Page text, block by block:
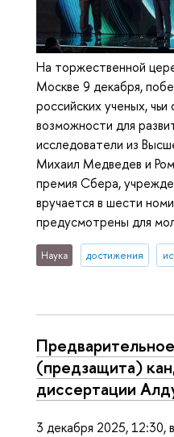
На торжественной
Москве 9 декабря,
российских ученых,
возможности для
исследователи из
Михаил Медведев и
премия Сбера,
вручается в шести
предусмотрены для
Наука достижения
(предзащита)
диссертации
3 декабря 2025, 12:30,